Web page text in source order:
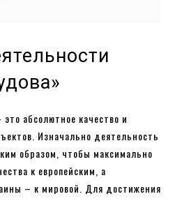
абсолютное качество и
Изначально деятельность
образом, чтобы максимально
к европейским, а
– к мировой. Для достижения